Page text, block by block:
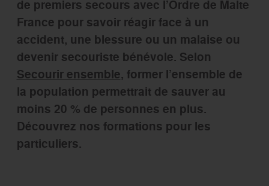
de premiers secours avec l’Ordre de Malte
France pour savoir réagir face à un
accident, une blessure ou un malaise ou
devenir secouriste bénévole. Selon
Secourir ensemble, former l’ensemble de
la population permettrait de sauver au
moins 20 % de personnes en plus.
Découvrez nos formations pour les
particuliers.